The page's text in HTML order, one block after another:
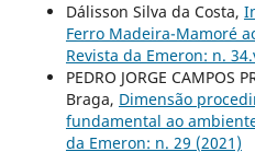
Dálisson Silva da Costa,
Ferro Madeira-Mamoré
Revista da Emeron: n.
PEDRO JORGE CAMPOS
Braga, Dimensão
fundamental ao
da Emeron: n. 29 (2021)